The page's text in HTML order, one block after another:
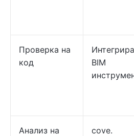
Проверка на
код
BIM
Анализ на
cove.